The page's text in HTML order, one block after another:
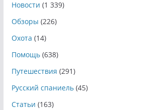
Новости (1 339)
Обзоры (226)
Охота (14)
Помощь(638)
Путешествия (291)
Русский спаниель(45)
Статьи (163)